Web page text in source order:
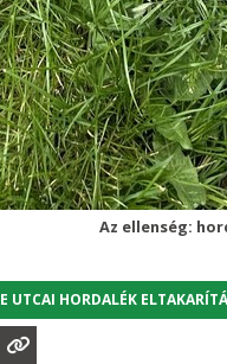
Az ellenség:
UTCAI HORDALÉK